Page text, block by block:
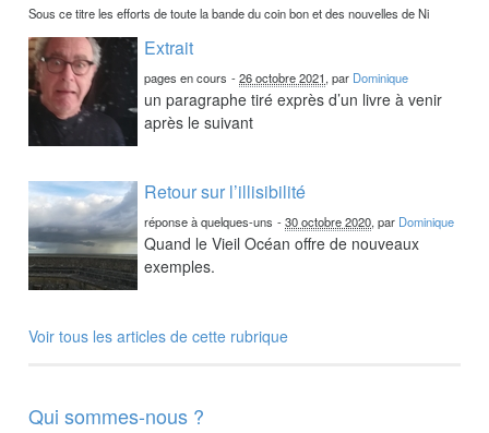
Sous ce titre les efforts de toute la bande du coin bon et des nouvelles de Ni
Extrait
pages en cours -26 octobre 2021, par Dominique
un paragraphe tiré exprès d’un livre à venir
après le suivant
Retour sur l’illisibilité
réponse à quelques-uns -30 octobre 2020, par Dominique
Quand le Vieil Océan offre de nouveaux
exemples.
Voir tous les articles de cette rubrique
Qui sommes-nous ?